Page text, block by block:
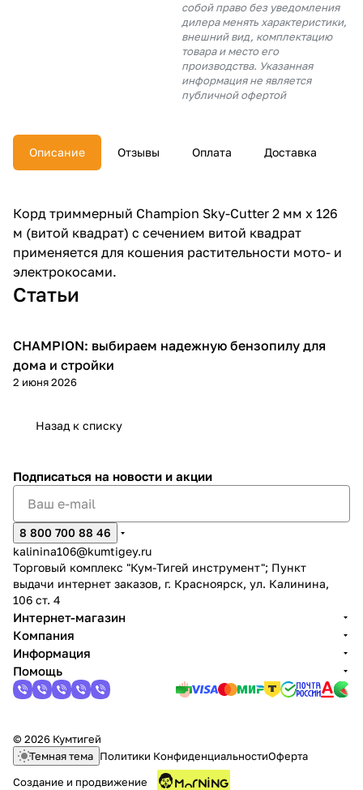
собой право без уведомления
дилера менять характеристики,
внешний вид, комплектацию
товара и место его
производства. Указанная
информация не является
публичной офертой
Описание Отзывы Оплата Доставка
Корд триммерный Champion Sky-Cutter 2 мм х 126
м (витой квадрат) с сечением витой квадрат
применяется для кошения растительности мото- и
электрокосами.
Статьи
Пилы
CHAMPION: выбираем надежную бензопилу для
дома и стройки
2 июня 2026
Назад к списку
Подписаться на новости и акции
8 800 700 88 46
kalinina106@kumtigey.ru
Торговый комплекс "Кум-Тигей инструмент"; Пункт
выдачи интернет заказов, г. Красноярск, ул. Калинина,
106 ст. 4
Интернет-магазин
Компания
Информация
Помощь
© 2026 Кумтигей
Темная тема Политики КонфиденциальностиОферта
Создание и продвижение
раз в 2
недели
plait.ru